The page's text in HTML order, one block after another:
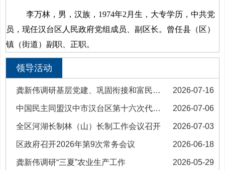
李万林，男，汉族， 1974年2月生，大专学历，中共党
员，现任汉台区人民政府党组成员、副区长。曾任县（区）
镇（街道）副职、正职。
领导活动
2026-07-16
龚新伟调研基层党建、巩固衔接和富民产业提升工作
2026-07-06
中国民主同盟汉中市汉台区第十六次代表大会顺利召开
2026-07-03
全区河湖长制林（山）长制工作会议召开
2026-06-18
区政府召开2026年第9次常务会议
2026-05-29
龚新伟调研“三夏”农业生产工作